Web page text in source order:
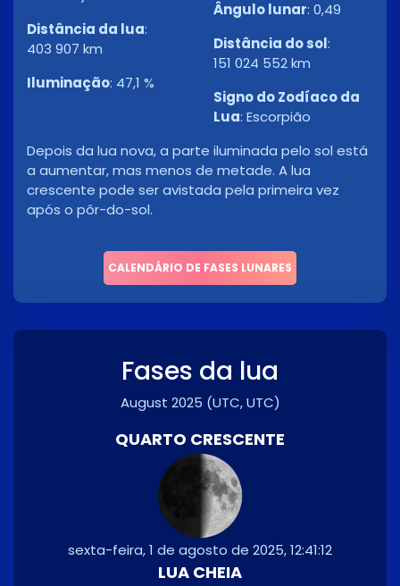
Distância da lua:
403 907 km
Iluminação: 47,1 %
Ângulo lunar: 0,49
Distância do sol:
151 024 552 km
Signo do Zodíaco da
Lua: Escorpião
Depois da lua nova, a parte iluminada pelo sol está
a aumentar, mas menos de metade. A lua
crescente pode ser avistada pela primeira vez
após o pôr-do-sol.
CALENDÁRIO DE FASES LUNARES
Fases da lua
August 2025 (UTC, UTC)
QUARTO CRESCENTE
sexta-feira, 1 de agosto de 2025, 12:41:12
LUA CHEIA